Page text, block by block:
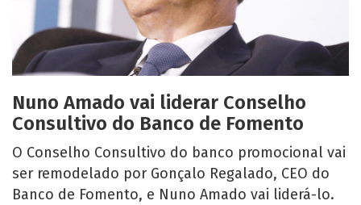
Nuno Amado vai liderar Conselho
Consultivo do Banco de Fomento
O Conselho Consultivo do banco promocional vai
ser remodelado por Gonçalo Regalado, CEO do
Banco de Fomento, e Nuno Amado vai liderá-lo.